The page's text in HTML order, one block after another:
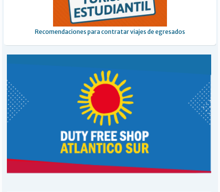
Recomendaciones para contratar viajes de egresados